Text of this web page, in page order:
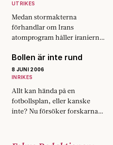
UTRIKES
Medan stormakterna
förhandlar om Irans
atomprogram håller iranierna
krig. Fokus har pratat med
folket på gatorna i Teheran.
Bollen är inte rund
8 JUNI 2006
INRIKES
Allt kan hända på en
fotbollsplan, eller kanske
inte? Nu försöker forskarna